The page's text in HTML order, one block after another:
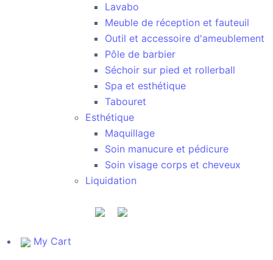
My Cart
Lavabo
Meuble de réception et fauteuil
Outil et accessoire d'ameublement
Pôle de barbier
Séchoir sur pied et rollerball
Spa et esthétique
Tabouret
Esthétique
Maquillage
Soin manucure et pédicure
Soin visage corps et cheveux
Liquidation